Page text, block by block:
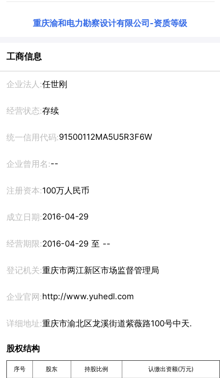
重庆渝和电力勘察设计有限公司 -资质等级
工商信息
企业法人:任世刚
经营状态:存续
统一信用代码:91500112MA5U5R3F6W
企业曾用名:--
注册资本:100万人民币
成立日期:2016-04-29
经营期限: 2016-04-29 至 --
登记机关:重庆市两江新区市场监督管理局
企业官网:http://www.yuhedl.com
详细地址:重庆市渝北区龙溪街道紫薇路100号中天.香悦
股权结构
序号 股东 持股比例 认缴出资额(万元)